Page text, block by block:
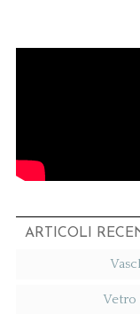
ARTICOLI
Vetro